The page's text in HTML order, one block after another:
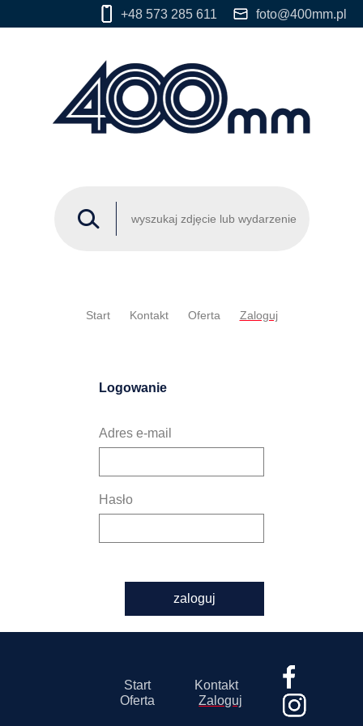
+48 573 285 611 foto@400mm.pl
Start Kontakt Oferta Zaloguj
Logowanie
Adres e-mail
Hasło
zaloguj
Start
Kontakt
Oferta
Zaloguj